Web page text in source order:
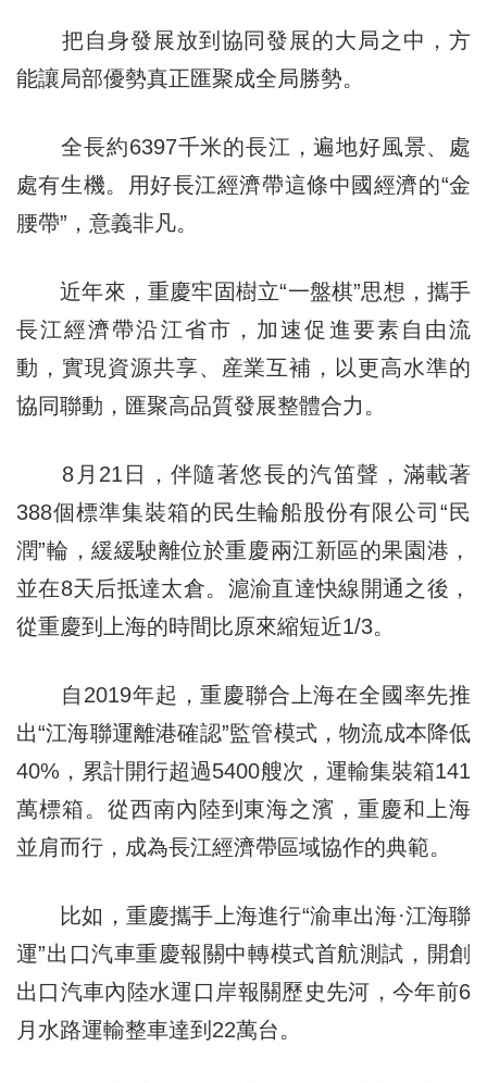
把自身發展放到協同發展的大局之中，方
能讓局部優勢真正匯聚成全局勝勢。
全長約6397千米的長江，遍地好風景、處
處有生機。用好長江經濟帶這條中國經濟的“金
腰帶”，意義非凡。
近年來，重慶牢固樹立“一盤棋”思想，攜手
長江經濟帶沿江省市，加速促進要素自由流
動，實現資源共享、産業互補，以更高水準的
協同聯動，匯聚高品質發展整體合力。
8月21日，伴隨著悠長的汽笛聲，滿載著
388個標準集裝箱的民生輪船股份有限公司“民
潤”輪，緩緩駛離位於重慶兩江新區的果園港，
並在8天后抵達太倉。滬渝直達快線開通之後，
從重慶到上海的時間比原來縮短近1/3。
自2019年起，重慶聯合上海在全國率先推
出“江海聯運離港確認”監管模式，物流成本降低
40%，累計開行超過5400艘次，運輸集裝箱141
萬標箱。從西南內陸到東海之濱，重慶和上海
並肩而行，成為長江經濟帶區域協作的典範。
比如，重慶攜手上海進行“渝車出海·江海聯
運”出口汽車重慶報關中轉模式首航測試，開創
出口汽車內陸水運口岸報關歷史先河，今年前6
月水路運輸整車達到22萬台。